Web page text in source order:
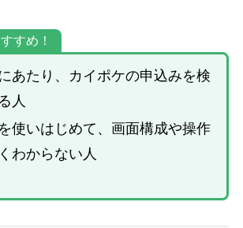
すめ！
あたり、カイポケの申込みを検
人
使いはじめて、画面構成や操作
わからない人